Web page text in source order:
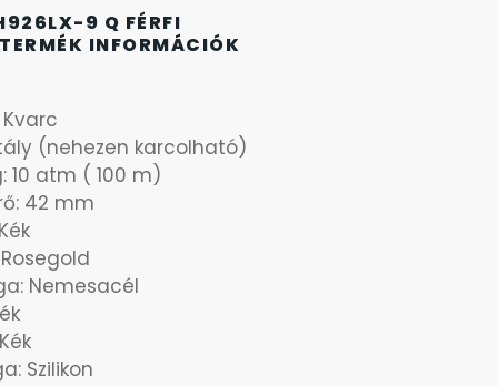
9 Q FÉRFI
INFORMÁCIÓK
Kvarc
(nehezen karcolható)
10 atm ( 100 m)
42 mm
Nemesacél
Szilikon